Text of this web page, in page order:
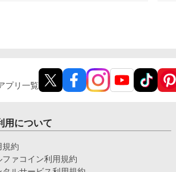
プリ一覧
用について
規約
ファコイン利用規約